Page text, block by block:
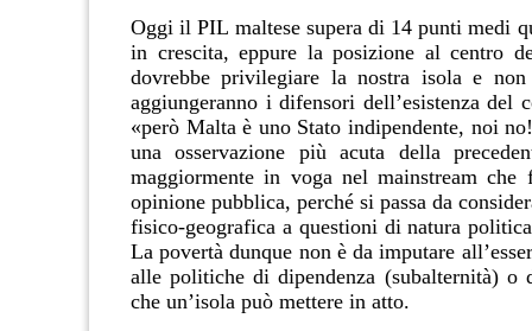
Oggi il PIL maltese supera di 14 punti medi
in crescita, eppure la posizione al centro
dovrebbe privilegiare la nostra isola e
aggiungeranno i difensori dell’esistenza del
«però Malta è uno Stato indipendente, noi
una osservazione più acuta della
maggiormente in voga nel mainstream che
opinione pubblica, perché si passa da
fisico-geografica a questioni di natura
La povertà dunque non è da imputare
alle politiche di dipendenza (subalternità) o
che un’isola può mettere in atto.